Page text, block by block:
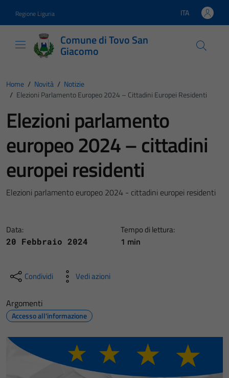
Regione Liguria Lingua attiva:
ITA
Comune di Tovo San
Giacomo
Home / Novità / Notizie
/ Elezioni Parlamento Europeo 2024 – Cittadini Europei Residenti
Elezioni parlamento
europeo 2024 – cittadini
europei residenti
Elezioni parlamento europeo 2024 - cittadini europei residenti
Data:
20 Febbraio 2024
Tempo di lettura:
1 min
Condividi Vedi azioni
Argomenti
Accesso all'informazione